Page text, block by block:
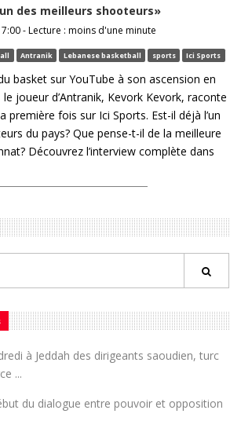
des meilleurs shooteurs»
- Lecture : moins d'une minute
Antranik Lebanese basketball sports Ici Sports
basket sur YouTube à son ascension en
joueur d’Antranik, Kevork Kevork, raconte
première fois sur Ici Sports. Est-il déjà l’un
du pays? Que pense-t-il de la meilleure
Découvrez l’interview complète dans
à Jeddah des dirigeants saoudien, turc
...
du dialogue entre pouvoir et opposition